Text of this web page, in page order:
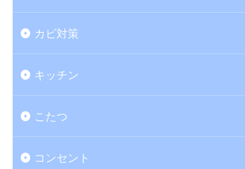
カビ対策
キッチン
こたつ
コンセント